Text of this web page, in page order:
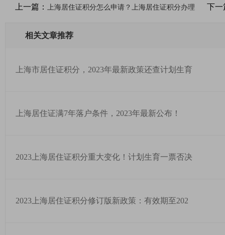
上一篇： 上海居住证积分怎么申请？上海居住证积分办理 下一
相关文章推荐
上海市居住证积分，2023年最新政策还查计划生育
上海居住证满7年落户条件，2023年最新公布！
2023上海居住证积分重大变化！计划生育一票否决
2023上海居住证积分修订版新政策：有效期至202